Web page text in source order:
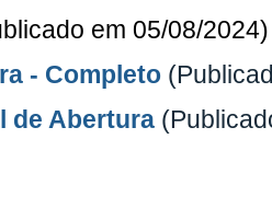
em 05/08/2024)
- Completo
de Abertura